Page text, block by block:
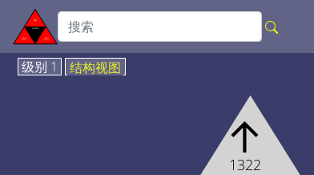
级别 1 结构视图
↑
1322